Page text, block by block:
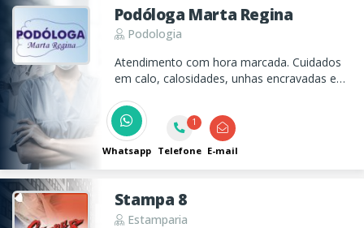
Podóloga Marta Regina
Podologia
Atendimento com hora marcada. Cuidados
em calo, calosidades, unhas encravadas e
Whatsapp
1
Telefone E-mail
Stampa 8
Estamparia